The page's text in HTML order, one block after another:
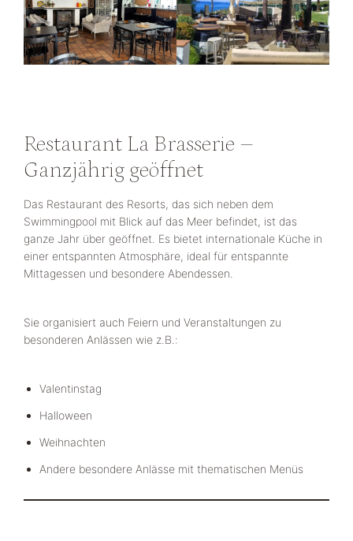
Restaurant La Brasserie –
Ganzjährig geöffnet
Das Restaurant des Resorts, das sich neben dem
Swimmingpool mit Blick auf das Meer befindet, ist das
ganze Jahr über geöffnet. Es bietet internationale Küche in
einer entspannten Atmosphäre, ideal für entspannte
Mittagessen und besondere Abendessen.
Sie organisiert auch Feiern und Veranstaltungen zu
besonderen Anlässen wie z.B.:
Valentinstag
Halloween
Weihnachten
Andere besondere Anlässe mit thematischen Menüs